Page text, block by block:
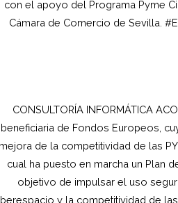
con el apoyo del Programa Pyme
Cámara de Comercio de Sevilla.
CONSULTORÍA INFORMÁTICA
beneficiaria de Fondos Europeos,
de la competitividad de las
cual ha puesto en marcha un Plan
objetivo de impulsar el uso
y la competitividad de